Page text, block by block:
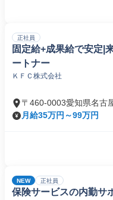
正社員
固定給+成果給で安定|
ートナー
ＫＦＣ株式会社
〒460-0003愛知県名古
月給35万円～99万円
NEW 正社員
保険サービスの内勤サ